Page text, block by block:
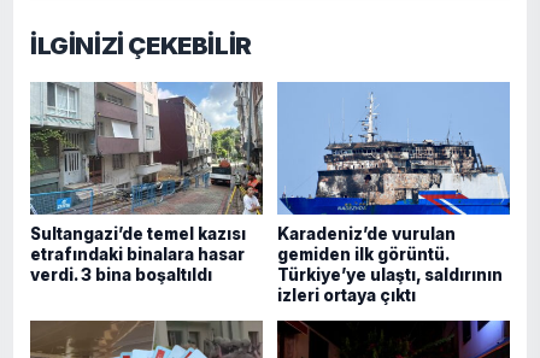
İLGİNİZİ ÇEKEBİLİR
Sultangazi’de temel kazısı
etrafındaki binalara hasar
verdi. 3 bina boşaltıldı
Karadeniz’de vurulan
gemiden ilk görüntü.
Türkiye’ye ulaştı, saldırının
izleri ortaya çıktı